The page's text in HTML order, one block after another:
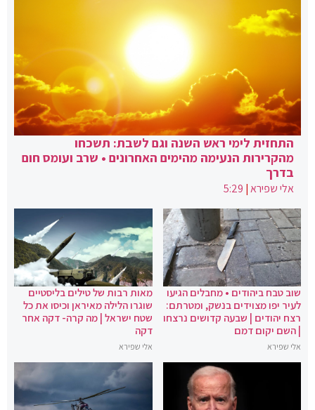
התחזית לימי ראש השנה וגם לשבת: תשכחו
מהקרירות הנעימה מהימים האחרונים • שרב ועומס חום
בדרך
אלי שפירא|
5:29
שוב טבח ביהודים • מחבלים הגיעו
לעיר יפו מצוידים בנשק, ומטרתם:
רצח יהודים | שבעה קדושים נרצחו
| השם יקום דמם
אלי שפירא
מאות רבות של טילים בליסטיים
שוגרו הלילה מאיראן וכיסו את כל
שטח ישראל | מה קרה- דקה אחר
דקה
אלי שפירא